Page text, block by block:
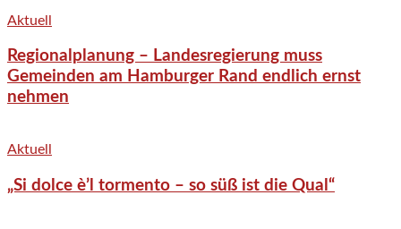
Aktuell
Regionalplanung – Landesregierung muss
Gemeinden am Hamburger Rand endlich ernst
nehmen
Aktuell
„Si dolce è’l tormento – so süß ist die Qual“